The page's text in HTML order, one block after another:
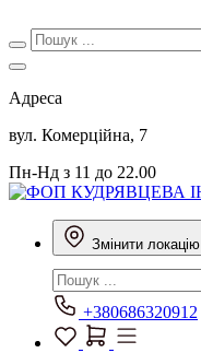
Адреса
вул. Комерційна, 7
Пн-Нд з 11 до 22.00
Змінити локацію
+380686320912